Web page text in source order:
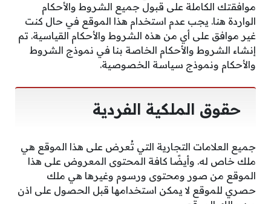
موافقتك الكاملة على قبول جميع الشروط والأحكام
الواردة هنا. يجب عدم استخدام هذا الموقع في حال كنت
غير موافق على أي من هذه الشروط والأحكام القياسية. تم
إنشاء الشروط والأحكام الخاصة بنا في نموذج الشروط
والأحكام ونموذج سياسة الخصوصية.
حقوق الملكية الفردية
جميع العلامات التجارية التي تُعرض على هذا الموقع هي
ملك خاص له. وأيضًا كافة المحتوى المعروض على هذا
الموقع من صور ومحتوى ورسوم وغيرها هي ملك
حصري للموقع لا يمكن استخدامها قبل الحصول على اذن